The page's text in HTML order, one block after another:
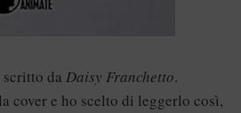
scritto da Daisy Franchetto.
cover e ho scelto di leggerlo così,